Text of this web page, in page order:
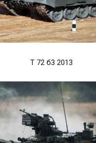
Т 72 б3 2013